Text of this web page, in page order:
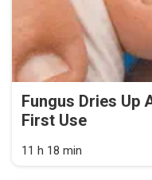
Fungus Dries Up
First Use
11 h 18 min